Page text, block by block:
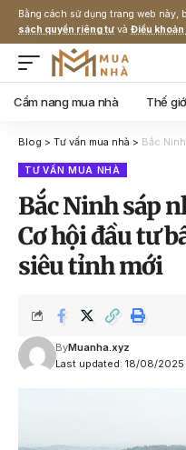
Bằng cách sử dụng trang web này,
sách quyền riêng tư và Điều
Cẩm nang mua nhà Thế
Blog > Tư vấn mua nhà > Bắc Ninh sáp
TƯ VẤN MUA NHÀ
Bắc Ninh sáp
Cơ hội đầu tư
siêu tỉnh mới
Last updated: 18/08/2025
ByMuanha.xyz